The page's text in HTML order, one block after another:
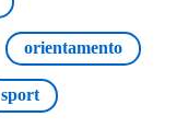
orientamento
sport